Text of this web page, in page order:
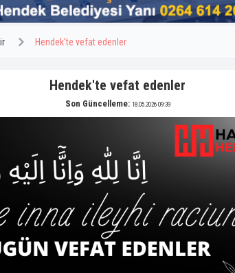
Hendek'te vefat edenler
Hendek'te vefat edenler
Son Güncelleme: 18.05.2026 09:39